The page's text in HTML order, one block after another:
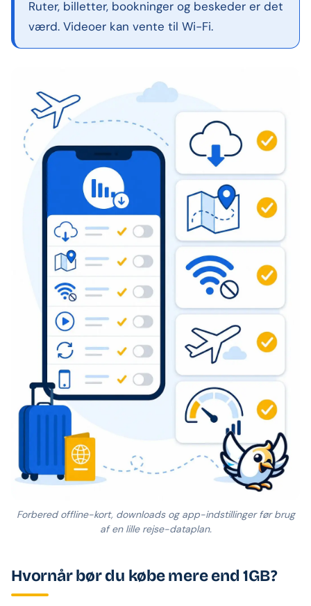
Ruter, billetter, bookninger og beskeder er det
værd. Videoer kan vente til Wi-Fi.
Forbered offline-kort, downloads og app-indstillinger før brug
af en lille rejse-dataplan.
Hvornår bør du købe mere end 1GB?